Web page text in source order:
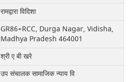
रामद्वारा विदिशा
GR86+RCC, Durga Nagar, Vidisha,
Madhya Pradesh 464001
श्री ए बी खरे
उप संचालक सामाजिक न्‍याय वि